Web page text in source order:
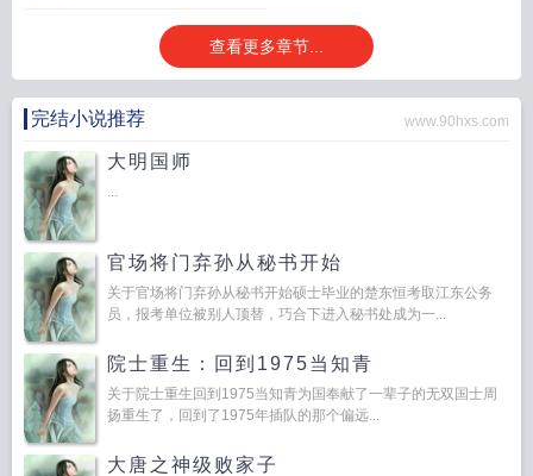
查看更多章节...
完结小说推荐 www.90hxs.com
大明国师
...
官场将门弃孙从秘书开始
关于官场将门弃孙从秘书开始硕士毕业的楚东恒考取江东公务
员，报考单位被别人顶替，巧合下进入秘书处成为一...
院士重生：回到1975当知青
关于院士重生回到1975当知青为国奉献了一辈子的无双国士周
扬重生了，回到了1975年插队的那个偏远...
大唐之神级败家子